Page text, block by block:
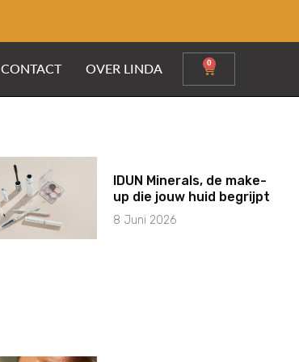
CONTACT OVER LINDA 0
IDUN Minerals, de make-
up die jouw huid begrijpt
8 Juni 2026